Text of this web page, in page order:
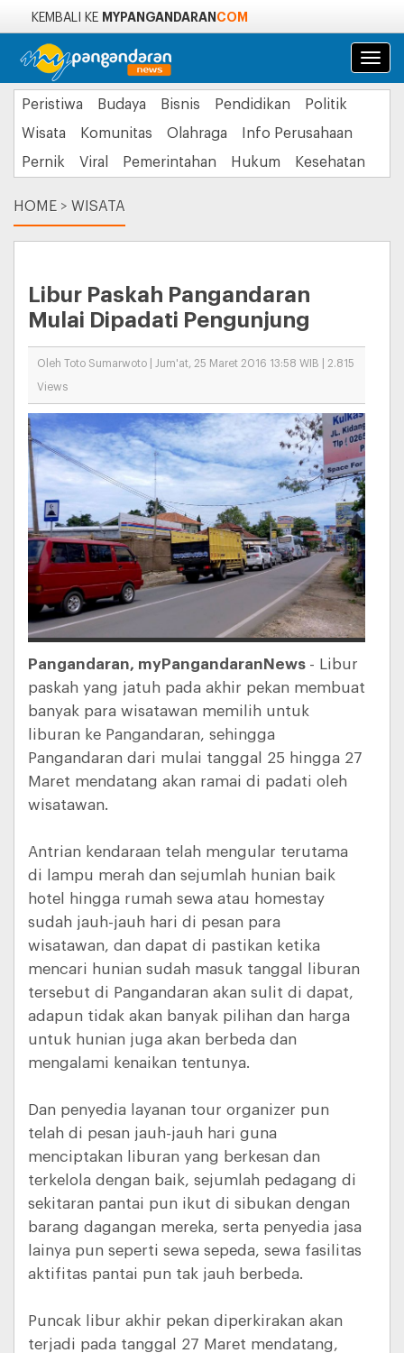
KEMBALI KE MYPANGANDARAN COM
Peristiwa Budaya Bisnis Pendidikan
Politik
Wisata
Komunitas Olahraga
Info Perusahaan
Pernik
Viral Pemerintahan Hukum Kesehatan
HOME > WISATA
Libur Paskah Pangandaran
Mulai Dipadati Pengunjung
Oleh Toto Sumarwoto | Jum'at, 25 Maret 2016 13:58 WIB | 2.815
Views
Pangandaran, myPangandaranNews - Libur
paskah yang jatuh pada akhir pekan membuat
banyak para wisatawan memilih untuk
liburan ke Pangandaran, sehingga
Pangandaran dari mulai tanggal 25 hingga 27
Maret mendatang akan ramai di padati oleh
wisatawan.
Antrian kendaraan telah mengular terutama
di lampu merah dan sejumlah hunian baik
hotel hingga rumah sewa atau homestay
sudah jauh-jauh hari di pesan para
wisatawan, dan dapat di pastikan ketika
mencari hunian sudah masuk tanggal liburan
tersebut di Pangandaran akan sulit di dapat,
adapun tidak akan banyak pilihan dan harga
untuk hunian juga akan berbeda dan
mengalami kenaikan tentunya.
Dan penyedia layanan tour organizer pun
telah di pesan jauh-jauh hari guna
menciptakan liburan yang berkesan dan
terkelola dengan baik, sejumlah pedagang di
sekitaran pantai pun ikut di sibukan dengan
barang dagangan mereka, serta penyedia jasa
lainya pun seperti sewa sepeda, sewa fasilitas
aktifitas pantai pun tak jauh berbeda.
Puncak libur akhir pekan diperkirakan akan
terjadi pada tanggal 27 Maret mendatang,